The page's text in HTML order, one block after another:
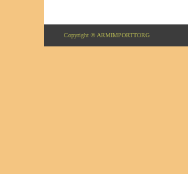
Copyright © ARMIMPORTTORG